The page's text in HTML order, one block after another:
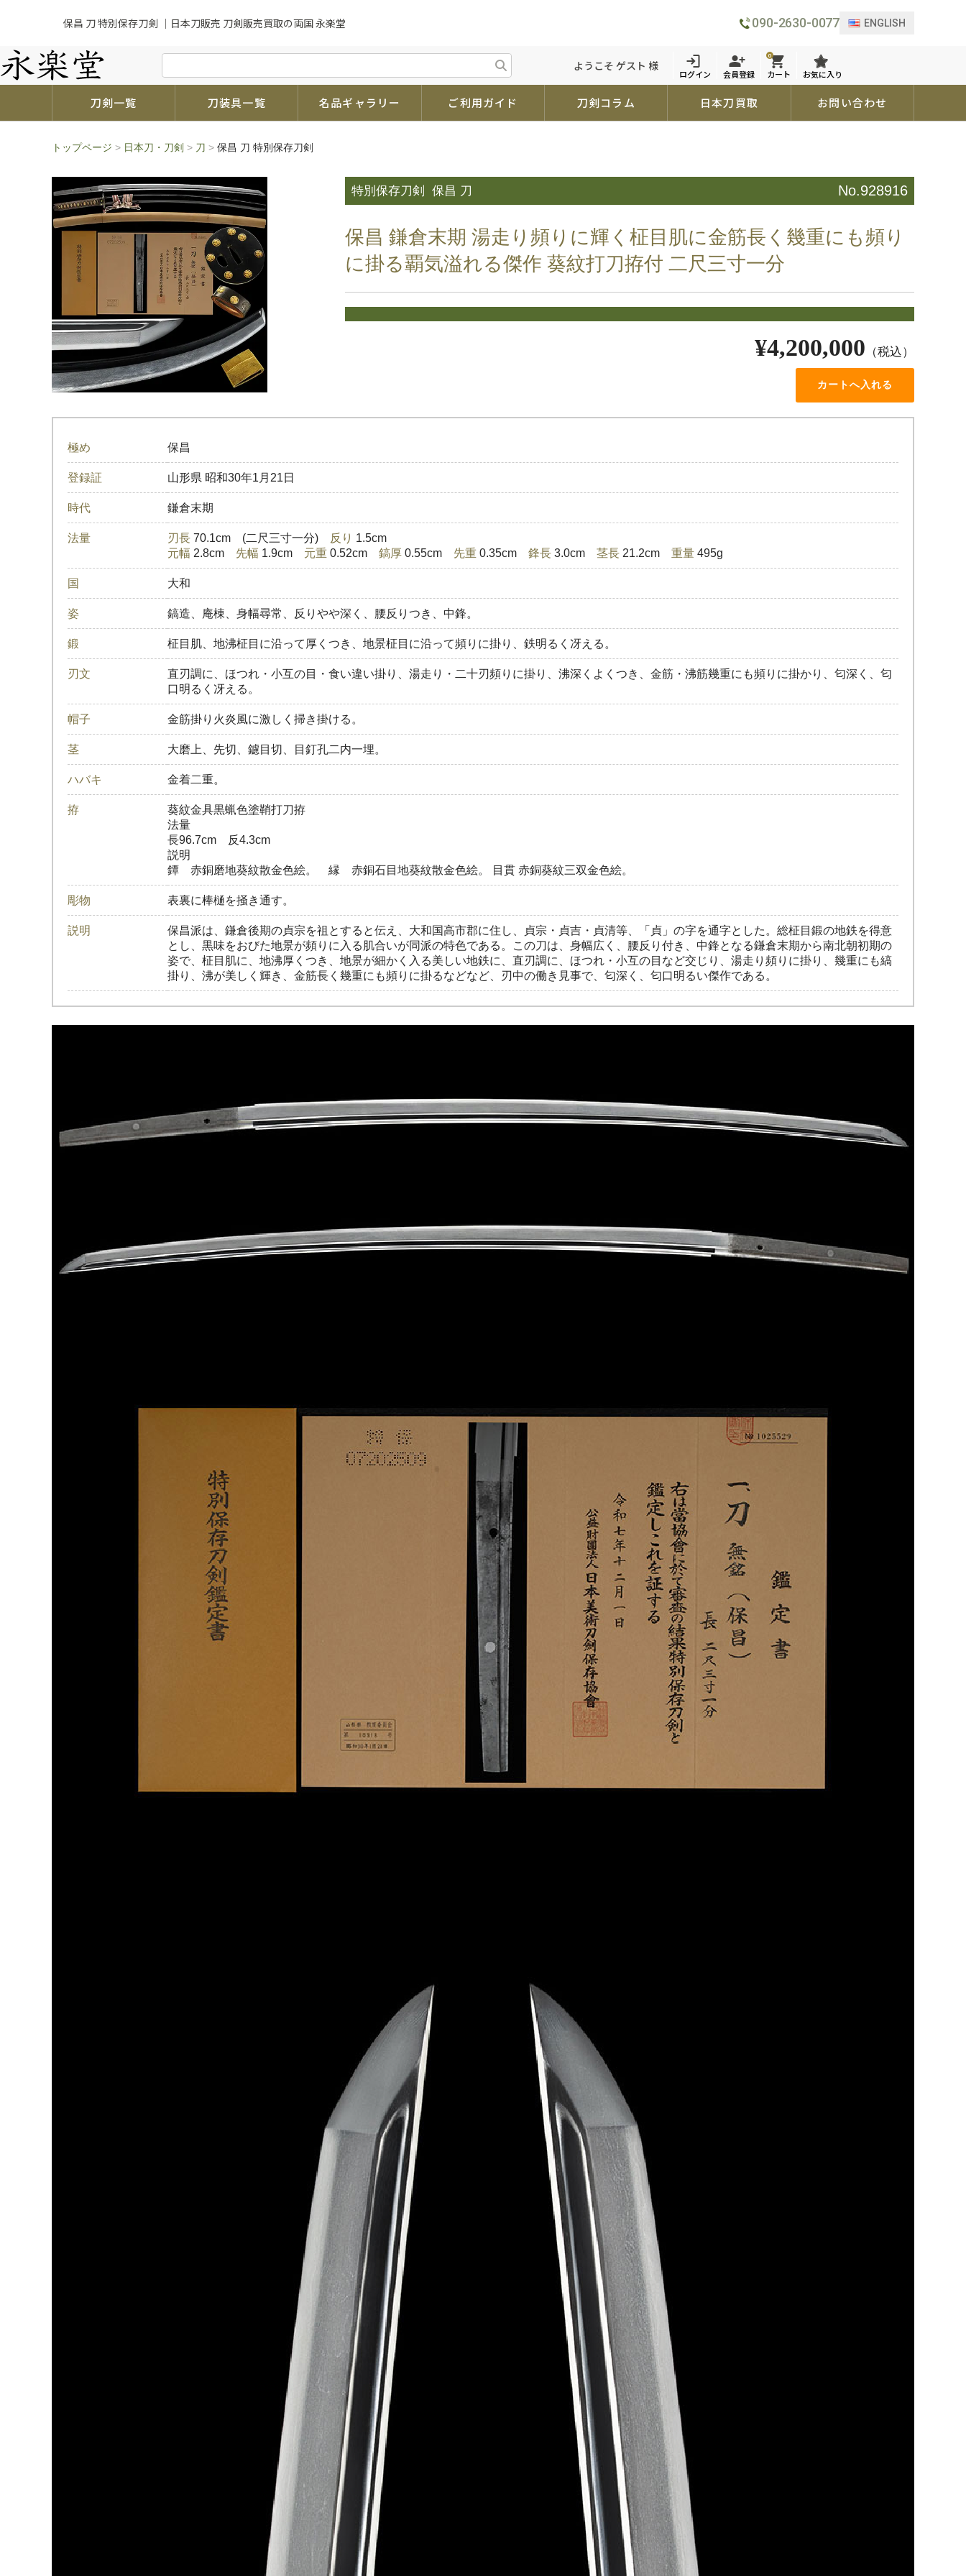
保昌 刀 特別保存刀剣 ｜日本刀販売 刀剣販売買取の両国 永楽堂 090-2630-0077 ENGLISH
ようこそ ゲスト 様
ログイン 会員登録
0
カート お気に入り
刀剣一覧 刀装具一覧 名品ギャラリー ご利用ガイド 刀剣コラム 日本刀買取 お問い合わせ
トップページ > 日本刀・刀剣 > 刀 > 保昌 刀 特別保存刀剣
特別保存刀剣 保昌 刀 No.928916
保昌 鎌倉末期 湯走り頻りに輝く柾目肌に金筋長く幾重にも頻り
に掛る覇気溢れる傑作 葵紋打刀拵付 二尺三寸一分
¥4,200,000 （税込）
極め 保昌
登録証 山形県 昭和30年1月21日
時代 鎌倉末期
法量 刃長70.1cm (二尺三寸一分) 反り 1.5cm
元幅 2.8cm 先幅 1.9cm 元重0.52cm 鎬厚0.55cm 先重0.35cm 鋒長3.0cm 茎長21.2cm 重量495g
国 大和
姿 鎬造、庵棟、身幅尋常、反りやや深く、腰反りつき、中鋒。
鍛 柾目肌、地沸柾目に沿って厚くつき、地景柾目に沿って頻りに掛り、鉄明るく冴える。
刃文
直刃調に、ほつれ・小互の目・食い違い掛り、湯走り・二十刃頻りに掛り、沸深くよくつき、金筋・沸筋幾重にも頻りに掛かり、匂深く、匂
口明るく冴える。
帽子 金筋掛り火炎風に激しく掃き掛ける。
茎 大磨上、先切、鑢目切、目釘孔二内一埋。
ハバキ 金着二重。
拵
葵紋金具黒蝋色塗鞘打刀拵
法量
長96.7cm 反4.3cm
説明
鐔 赤銅磨地葵紋散金色絵。 縁 赤銅石目地葵紋散金色絵。 目貫 赤銅葵紋三双金色絵。
彫物 表裏に棒樋を掻き通す。
説明
保昌派は、鎌倉後期の貞宗を祖とすると伝え、大和国高市郡に住し、貞宗・貞吉・貞清等、「貞」の字を通字とした。総柾目鍛の地鉄を得意
とし、黒味をおびた地景が頻りに入る肌合いが同派の特色である。この刀は、身幅広く、腰反り付き、中鋒となる鎌倉末期から南北朝初期の
姿で、柾目肌に、地沸厚くつき、地景が細かく入る美しい地鉄に、直刃調に、ほつれ・小互の目など交じり、湯走り頻りに掛り、幾重にも縞
掛り、沸が美しく輝き、金筋長く幾重にも頻りに掛るなどなど、刃中の働き見事で、匂深く、匂口明るい傑作である。